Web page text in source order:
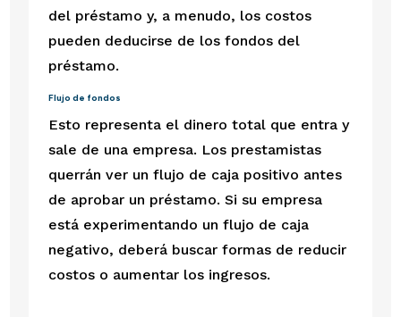
del préstamo y, a menudo, los costos
pueden deducirse de los fondos del
préstamo.
Flujo de fondos
Esto representa el dinero total que entra y
sale de una empresa. Los prestamistas
querrán ver un flujo de caja positivo antes
de aprobar un préstamo. Si su empresa
está experimentando un flujo de caja
negativo, deberá buscar formas de reducir
costos o aumentar los ingresos.